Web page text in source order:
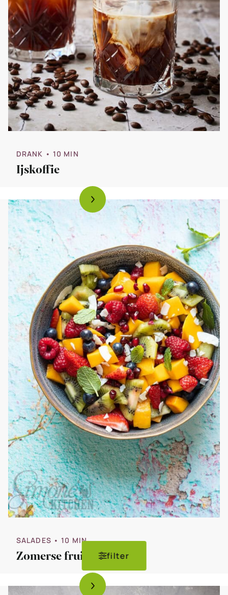
DRANK • 10 MIN
Ijskoffie
SALADES • 10 MIN
Zomerse fruitsalade
filter